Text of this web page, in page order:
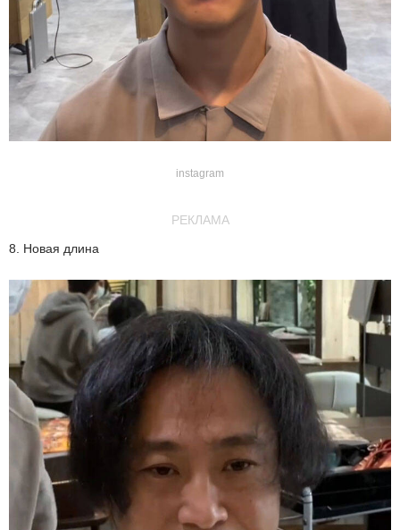
instagram
РЕКЛАМА
8. Новая длина